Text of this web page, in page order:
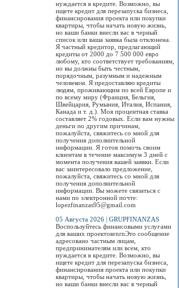
нуждается в кредите. Возможно, вы
ищете кредит для перезапуска бизнеса,
финансирования проекта или покупки
квартиры, чтобы начать новую жизнь,
но ваши банки внесли вас в черный
список или ваша заявка была отклонена.
Я частный кредитор, предлагающий
кредиты от 2000 до 7 500 000 евро
любому, кто соответствует требованиям,
но вы должны быть честным,
порядочным, разумным и надежным
человеком. Я предоставляю кредиты
людям, проживающим по всей Европе и
по всему миру (Франция, Бельгия,
Швейцария, Румыния, Италия, Испания,
Канада и т. д.). Моя процентная ставка
составляет 2% годовых. Если вам нужны
деньги по другим причинам,
пожалуйста, свяжитесь со мной для
получения дополнительной
информации. Я готов помочь своим
клиентам в течение максимум 3 дней с
момента получения вашей заявки. Если
вас заинтересовало предложение,
пожалуйста, свяжитесь со мной для
получения дополнительной
информации. Вы можете связаться с
нами по электронной почте:
lopezfinanzas95@gmail.com
05 Августа 2026 | GRUPFINANZAS
Воспользуйтесь финансовыми услугами
для ваших проектовrnrnЭто сообщение
адресовано частным лицам,
предпринимателям или всем, кто
нуждается в кредите. Возможно, вы
ищете кредит для перезапуска бизнеса,
финансирования проекта или покупки
квартиры, чтобы начать новую жизнь,
но ваши банки внесли вас в черный